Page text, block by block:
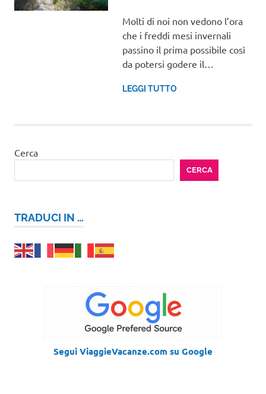
Molti di noi non vedono l’ora
che i freddi mesi invernali
passino il prima possibile così
da potersi godere il…
LEGGI TUTTO
Cerca
CERCA
TRADUCI IN …
Segui ViaggieVacanze.com su Google